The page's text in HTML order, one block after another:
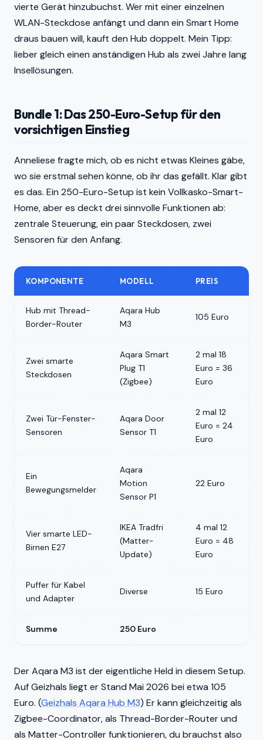
vierte Gerät hinzubuchst. Wer mit einer einzelnen
WLAN-Steckdose anfängt und dann ein Smart Home
draus bauen will, kauft den Hub doppelt. Mein Tipp:
lieber gleich einen anständigen Hub als zwei Jahre lang
Insellösungen.
Bundle 1: Das 250-Euro-Setup für den
vorsichtigen Einstieg
Anneliese fragte mich, ob es nicht etwas Kleines gäbe,
wo sie erstmal sehen könne, ob ihr das gefällt. Klar gibt
es das. Ein 250-Euro-Setup ist kein Vollkasko-Smart-
Home, aber es deckt drei sinnvolle Funktionen ab:
zentrale Steuerung, ein paar Steckdosen, zwei
Sensoren für den Anfang.
KOMPONENTE MODELL PREIS
Hub mit Thread-
Border-Router
Aqara Hub
M3
105 Euro
Zwei smarte
Steckdosen
Aqara Smart
Plug T1
(Zigbee)
2 mal 18
Euro = 36
Euro
Zwei Tür-Fenster-
Sensoren
Aqara Door
Sensor T1
2 mal 12
Euro = 24
Euro
Ein
Bewegungsmelder
Aqara
Motion
Sensor P1
22 Euro
Vier smarte LED-
Birnen E27
IKEA Tradfri
(Matter-
Update)
4 mal 12
Euro = 48
Euro
Puffer für Kabel
und Adapter
Diverse 15 Euro
Summe 250 Euro
Der Aqara M3 ist der eigentliche Held in diesem Setup.
Auf Geizhals liegt er Stand Mai 2026 bei etwa 105
Euro. (Geizhals Aqara Hub M3) Er kann gleichzeitig als
Zigbee-Coordinator, als Thread-Border-Router und
als Matter-Controller funktionieren, du brauchst also